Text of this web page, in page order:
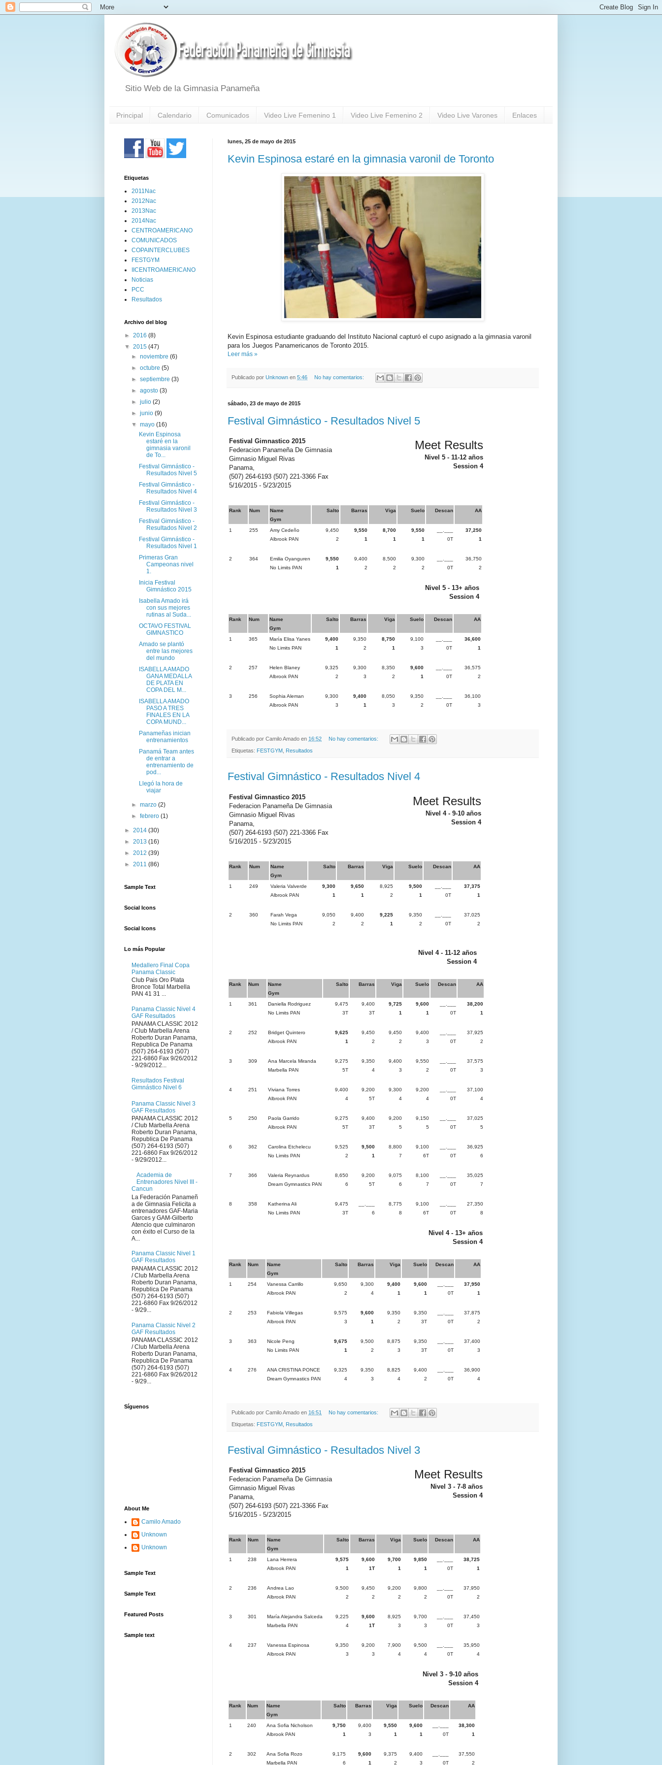
Sitio Web de la Gimnasia Panameña
Principal Calendario Comunicados Video Live Femenino 1 Video Live Femenino 2 Video Live Varones Enlaces
lunes, 25 de mayo de 2015
Kevin Espinosa estaré en la gimnasia varonil de Toronto
Kevin Espinosa estudiante graduando del Instituto Nacional capturó el cupo asignado a la gimnasia varonil
para los Juegos Panamericanos de Toronto 2015.
Leer más »
Publicado por Unknown en 5:46 No hay comentarios:
sábado, 23 de mayo de 2015
Festival Gimnástico - Resultados Nivel 5
Festival Gimnastico 2015
Federacion Panameña De Gimnasia
Gimnasio Miguel Rivas
Panama,
(507) 264-6193 (507) 221-3366 Fax
5/16/2015 - 5/23/2015
Meet Results
Nivel 5 - 11-12 años
Session 4
Rank Num
Name
Gym
Salto Barras Viga Suelo Descan AA
1 255
Amy Cedeño
Albrook PAN
9,450
2
9,550
1
8,700
1
9,550
1
0T
37,250
1
2 364
Emilia Oyanguren
No Limits PAN
9,550
1
9,400
2
8,500
2
9,300
2
0T
36,750
2
Nivel 5 - 13+ años
Session 4
Rank Num
Name
Gym
Salto Barras Viga Suelo Descan AA
1 365
María Elisa Yanes
No Limits PAN
9,400
1
9,350
2
8,750
1
9,100
3
0T
36,600
1
2 257
Helen Blaney
Albrook PAN
9,325
2
9,300
3
8,350
2
9,600
1
0T
36,575
2
3 256
Sophia Aleman
Albrook PAN
9,300
3
9,400
1
8,050
3
9,350
2
0T
36,100
3
Publicado por Camilo Amado en 16:52 No hay comentarios:
Etiquetas: FESTGYM Resultados
Festival Gimnástico - Resultados Nivel 4
Festival Gimnastico 2015
Federacion Panameña De Gimnasia
Gimnasio Miguel Rivas
Panama,
(507) 264-6193 (507) 221-3366 Fax
5/16/2015 - 5/23/2015
Meet Results
Nivel 4 - 9-10 años
Session 4
Rank Num
Name
Gym
Salto Barras Viga Suelo Descan AA
1 249
Valeria Valverde
Albrook PAN
9,300
1
9,650
1
8,925
2
9,500
1
0T
37,375
1
2 360
Farah Vega
No Limits PAN
9,050
2
9,400
2
9,225
1
9,350
2
0T
37,025
2
Nivel 4 - 11-12 años
Session 4
Rank Num
Name
Gym
Salto Barras Viga Suelo Descan AA
1 361
Daniella Rodriguez
No Limits PAN
9,475
3T
9,400
3T
9,725
1
9,600
1
0T
38,200
1
2 252
Bridget Quintero
Albrook PAN
9,625
1
9,450
2
9,450
2
9,400
3
0T
37,925
2
3 309
Ana Marcela Miranda
Marbella PAN
9,275
5T
9,350
4
9,400
3
9,550
2
0T
37,575
3
4 251
Viviana Torres
Albrook PAN
9,400
4
9,200
5T
9,300
4
9,200
4
0T
37,100
4
5 250
Paola Garrido
Albrook PAN
9,275
5T
9,400
3T
9,200
5
9,150
5
0T
37,025
5
6 362
Carolina Etchelecu
No Limits PAN
9,525
2
9,500
1
8,800
7
9,100
6T
0T
36,925
6
7 366
Valeria Reynardus
Dream Gymnastics PAN
8,650
6
9,200
5T
9,075
6
8,100
7
0T
35,025
7
8 358
Katherina Ali
No Limits PAN
9,475
3T
6
8,775
8
9,100
6T
0T
27,350
8
Nivel 4 - 13+ años
Session 4
Rank Num
Name
Gym
Salto Barras Viga Suelo Descan AA
1 254
Vanessa Carrillo
Albrook PAN
9,650
2
9,300
4
9,400
1
9,600
1
0T
37,950
1
2 253
Fabiola Villegas
Albrook PAN
9,575
3
9,600
1
9,350
2
9,350
3T
0T
37,875
2
3 363
Nicole Peng
No Limits PAN
9,675
1
9,500
2
8,875
3
9,350
3T
0T
37,400
3
4 276
ANA CRISTINA PONCE
Dream Gymnastics PAN
9,325
4
9,350
3
8,825
4
9,400
2
0T
36,900
4
Publicado por Camilo Amado en 16:51 No hay comentarios:
Etiquetas: FESTGYM Resultados
Festival Gimnástico - Resultados Nivel 3
Festival Gimnastico 2015
Federacion Panameña De Gimnasia
Gimnasio Miguel Rivas
Panama,
(507) 264-6193 (507) 221-3366 Fax
5/16/2015 - 5/23/2015
Meet Results
Nivel 3 - 7-8 años
Session 4
Rank Num
Name
Gym
Salto Barras Viga Suelo Descan AA
1 238
Lana Herrera
Albrook PAN
9,575
1
9,600
1T
9,700
1
9,850
1
0T
38,725
1
2 236
Andrea Lao
Albrook PAN
9,500
2
9,450
2
9,200
2
9,800
2
0T
37,950
2
3 301
María Alejandra Salceda
Marbella PAN
9,225
4
9,600
1T
8,925
3
9,700
3
0T
37,450
3
4 237
Vanessa Espinosa
Albrook PAN
9,350
3
9,200
3
7,900
4
9,500
4
0T
35,950
4
Nivel 3 - 9-10 años
Session 4
Rank Num
Name
Gym
Salto Barras Viga Suelo Descan AA
1 240
Ana Sofia Nicholson
Albrook PAN
9,750
1
9,400
3
9,550
1
9,600
1
0T
38,300
1
2 302
Ana Sofia Rozo
Marbella PAN
9,175
6
9,600
1
9,375
2
9,400
3
0T
37,550
2
Etiquetas
2011Nac
2012Nac
2013Nac
2014Nac
CENTROAMERICANO
COMUNICADOS
COPAINTERCLUBES
FESTGYM
IICENTROAMERICANO
Noticias
PCC
Resultados
Archivo del blog
► 2016 (8)
▼ 2015 (47)
►noviembre(6)
►octubre(5)
►septiembre(3)
►agosto(3)
►julio(2)
►junio(9)
▼mayo(16)
Kevin Espinosa
estaré en la
gimnasia varonil
de To...
Festival Gimnástico -
Resultados Nivel 5
Festival Gimnástico -
Resultados Nivel 4
Festival Gimnástico -
Resultados Nivel 3
Festival Gimnástico -
Resultados Nivel 2
Festival Gimnástico -
Resultados Nivel 1
Primeras Gran
Campeonas nivel
1.
Inicia Festival
Gimnástico 2015
Isabella Amado irá
con sus mejores
rutinas al Suda...
OCTAVO FESTIVAL
GIMNASTICO
Amado se plantó
entre las mejores
del mundo
ISABELLA AMADO
GANA MEDALLA
DE PLATA EN
COPA DEL M...
ISABELLA AMADO
PASO A TRES
FINALES EN LA
COPA MUND...
Panameñas inician
entrenamientos
Panamá Team antes
de entrar a
entrenamiento de
pod...
Llegó la hora de
viajar
►marzo(2)
►febrero(1)
► 2014 (30)
► 2013 (16)
► 2012 (39)
► 2011 (86)
Sample Text
Social Icons
Social Icons
Lo más Popular
Medallero Final Copa
Panama Classic
Club Pais Oro Plata
Bronce Total Marbella
PAN 41 31 ...
Panama Classic Nivel 4
GAF Resultados
PANAMA CLASSIC 2012
/ Club Marbella Arena
Roberto Duran Panama,
Republica De Panama
(507) 264-6193 (507)
221-6860 Fax 9/26/2012
- 9/29/2012...
Resultados Festival
Gimnástico Nivel 6
Panama Classic Nivel 3
GAF Resultados
PANAMA CLASSIC 2012
/ Club Marbella Arena
Roberto Duran Panama,
Republica De Panama
(507) 264-6193 (507)
221-6860 Fax 9/26/2012
- 9/29/2012...
Academia de
Entrenadores Nivel III -
Cancun
La Federación Panameñ
a de Gimnasia Felicita a
entrenadores GAF-Maria
Garces y GAM-Gilberto
Atencio que culminaron
con éxito el Curso de la
A...
Panama Classic Nivel 1
GAF Resultados
PANAMA CLASSIC 2012
/ Club Marbella Arena
Roberto Duran Panama,
Republica De Panama
(507) 264-6193 (507)
221-6860 Fax 9/26/2012
- 9/29...
Panama Classic Nivel 2
GAF Resultados
PANAMA CLASSIC 2012
/ Club Marbella Arena
Roberto Duran Panama,
Republica De Panama
(507) 264-6193 (507)
221-6860 Fax 9/26/2012
- 9/29...
Síguenos
About Me
Camilo Amado
Unknown
Unknown
Sample Text
Sample Text
Featured Posts
Sample text